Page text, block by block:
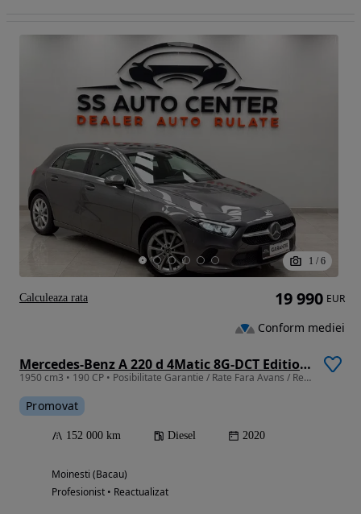
1 / 6
Mercedes-Benz A 220 d 4Matic 8G-DCT Edition 2020
1950 cm3 • 190 CP • Posibilitate Garantie / Rate Fara Avans / Revizie Gratuita /RAR INCLUS
Promovat
152 000 km Diesel 2020
Moinesti (Bacau)
Profesionist • Reactualizat
19 990 EUR
Conform mediei
Calculeaza rata